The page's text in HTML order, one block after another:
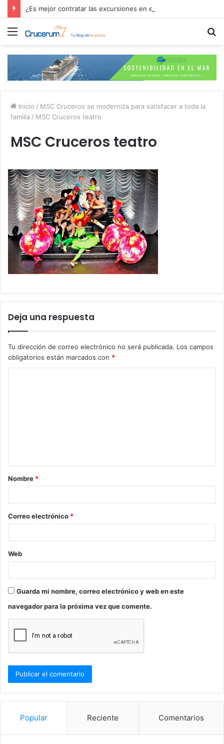
Menú
Inicio / MSC Cruceros se moderniza para satisfacer a toda la
familia / MSC Cruceros teatro
MSC Cruceros teatro
Deja una respuesta
Tu dirección de correo electrónico no será publicada. Los campos
obligatorios están marcados con *
a
r
*
Nombre *
Correo electrónico *
Web
Guarda mi nombre, correo electrónico y web en este
navegador para la próxima vez que comente.
Popular Reciente Comentarios